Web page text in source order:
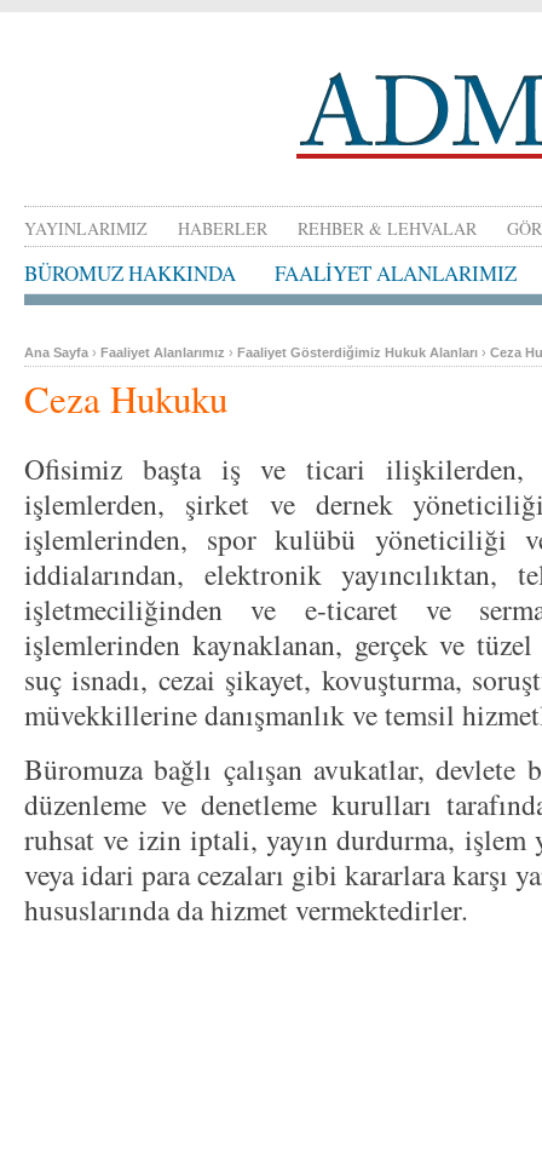
BÜROMUZ HAKKINDA FAALİYET ALANLARIMIZ
YAYINLARIMIZ HABERLER REHBER & LEHVALAR
Ana Sayfa › Faaliyet Alanlarımız › Faaliyet Gösterdiğimiz Hukuk Alanları › Ceza
Ceza Hukuku
Ofisimiz başta iş ve ticari ilişkilerden,
işlemlerden, şirket ve dernek
işlemlerinden, spor kulübü yöneticiliği
iddialarından, elektronik yayıncılıktan,
işletmeciliğinden ve e-ticaret ve
işlemlerinden kaynaklanan, gerçek ve
suç isnadı, cezai şikayet, kovuşturma,
müvekkillerine danışmanlık ve temsil
Büromuza bağlı çalışan avukatlar, devlete
düzenleme ve denetleme kurulları
ruhsat ve izin iptali, yayın durdurma, işlem
veya idari para cezaları gibi kararlara karşı
hususlarında da hizmet vermektedirler.